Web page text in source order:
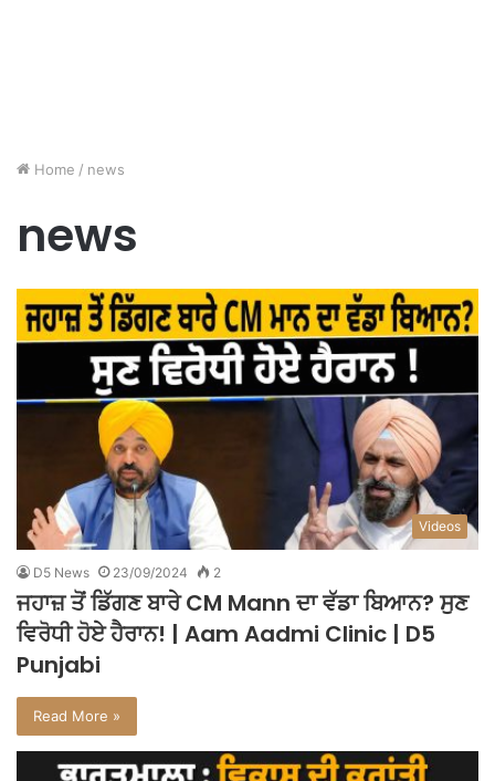
Home / news
news
Videos
D5 News 23/09/2024 2
ਜਹਾਜ਼ ਤੋਂ ਡਿੱਗਣ ਬਾਰੇ CM Mann ਦਾ ਵੱਡਾ ਬਿਆਨ? ਸੁਣ
ਵਿਰੋਧੀ ਹੋਏ ਹੈਰਾਨ! | Aam Aadmi Clinic | D5
Punjabi
Read More »